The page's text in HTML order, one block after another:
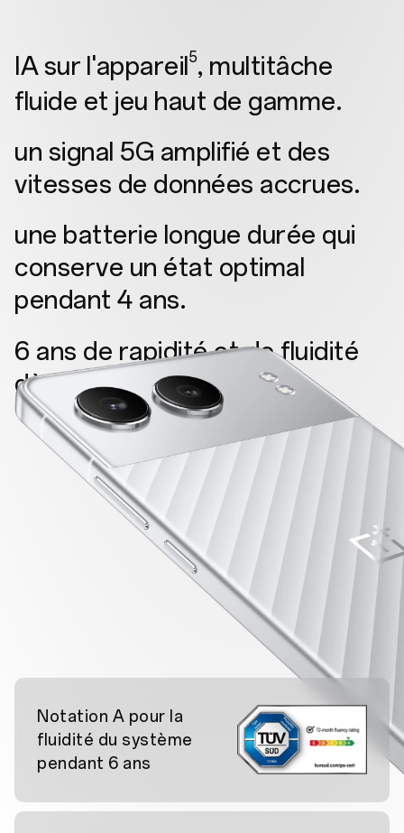
IA sur l'appareil5, multitâche
fluide et jeu haut de gamme.
un signal 5G amplifié et des
vitesses de données accrues.
une batterie longue durée qui
conserve un état optimal
pendant 4 ans.
6 ans de rapidité et de fluidité
dès le premier jour.
Notation A pour la
fluidité du système
pendant 6 ans